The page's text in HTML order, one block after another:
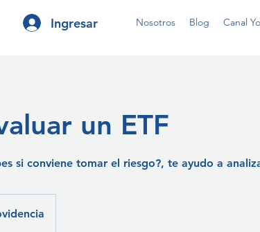
Ingresar Nosotros Blog Canal
un ETF
si conviene tomar el riesgo?, te ayudo a